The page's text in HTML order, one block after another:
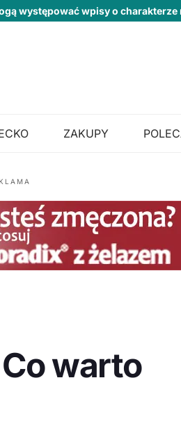
występować wpisy o
ZAKUPY
warto